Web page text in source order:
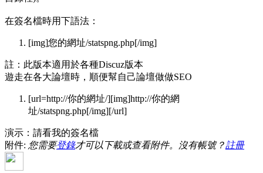
在簽名檔時用下語法：
[img]您的網址/statspng.php[/img]
註：此版本適用於各種Discuz版本
遊走在各大論壇時，順便幫自己論壇做做SEO
[url=http://你的網址/][img]http://你的網
址/statspng.php[/img][/url]
演示：請看我的簽名檔
附件: 您需要登錄才可以下載或查看附件。沒有帳號？註冊